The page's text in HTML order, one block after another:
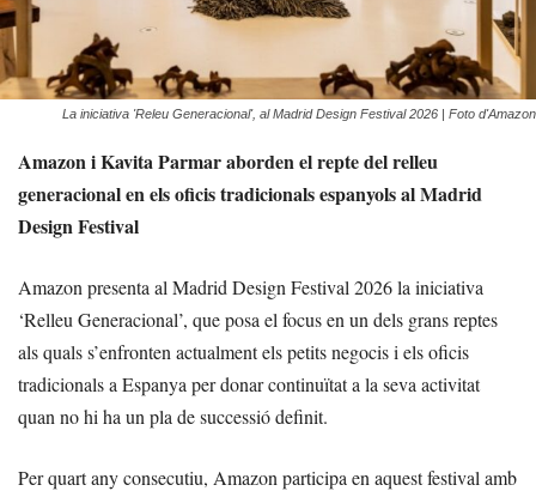
La iniciativa 'Releu Generacional', al Madrid Design Festival 2026 | Foto d'Amazon
Amazon i Kavita Parmar aborden el repte del relleu
generacional en els oficis tradicionals espanyols al Madrid
Design Festival
Amazon presenta al Madrid Design Festival 2026 la iniciativa
‘Relleu Generacional’, que posa el focus en un dels grans reptes
als quals s’enfronten actualment els petits negocis i els oficis
tradicionals a Espanya per donar continuïtat a la seva activitat
quan no hi ha un pla de successió definit.
Per quart any consecutiu, Amazon participa en aquest festival amb